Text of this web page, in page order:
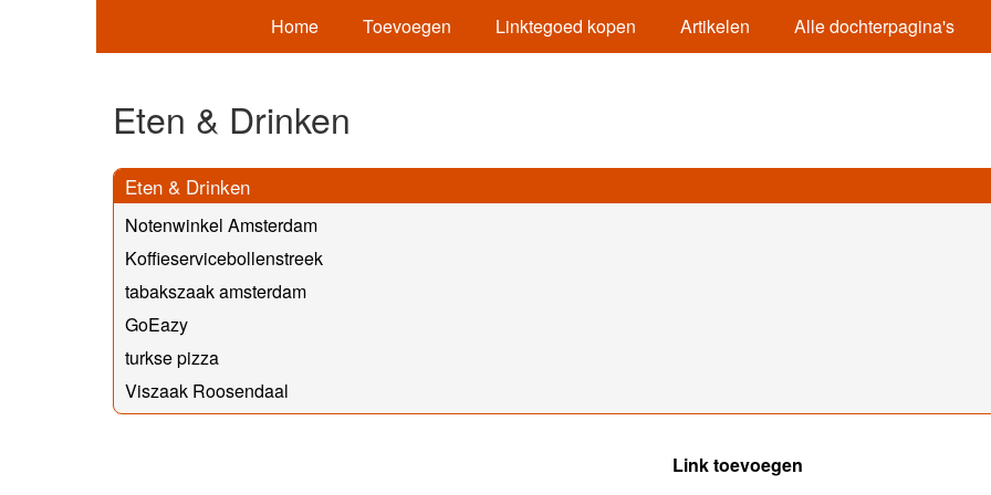
Home Toevoegen Linktegoed kopen Artikelen Alle dochterpagina's
Eten & Drinken
Eten & Drinken
Notenwinkel Amsterdam
Koffieservicebollenstreek
tabakszaak amsterdam
GoEazy
turkse pizza
Viszaak Roosendaal
Link toevoegen